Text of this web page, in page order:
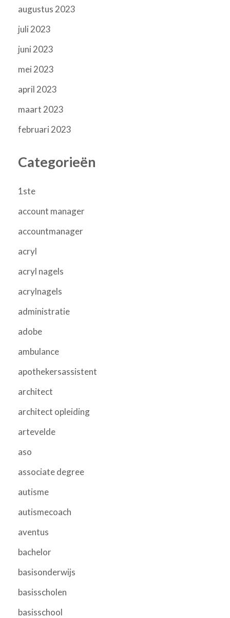
augustus 2023
juli 2023
juni 2023
mei 2023
april 2023
maart 2023
februari 2023
Categorieën
1ste
account manager
accountmanager
acryl
acryl nagels
acrylnagels
administratie
adobe
ambulance
apothekersassistent
architect
architect opleiding
artevelde
aso
associate degree
autisme
autismecoach
aventus
bachelor
basisonderwijs
basisscholen
basisschool